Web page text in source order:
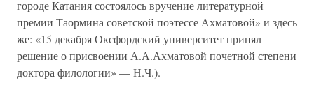
городе Катания состоялось вручение литературной
премии Таормина советской поэтессе Ахматовой» и здесь
же: «15 декабря Оксфордский университет принял
решение о присвоении А.А.Ахматовой почетной степени
доктора филологии» — Н.Ч.).